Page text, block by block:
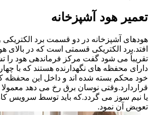
تعمیر هود آشپزخانه
هودهای آشپزخانه در دو قسمت برد الکتریکی
افتد.برد الکتریکی قسمتی است که در بالای
تقریباً می شود گفت مرکز فرماندهی هود را
دارای محفظه های نگهدارنده هستند که با
خود محکم بسته شده اند و داخل این محفظه
قراردارد.وقتی نوسان برق رخ می دهد
یا نیم سوز می گردد.که باید توسط سرویس
تعویض آن نمود.